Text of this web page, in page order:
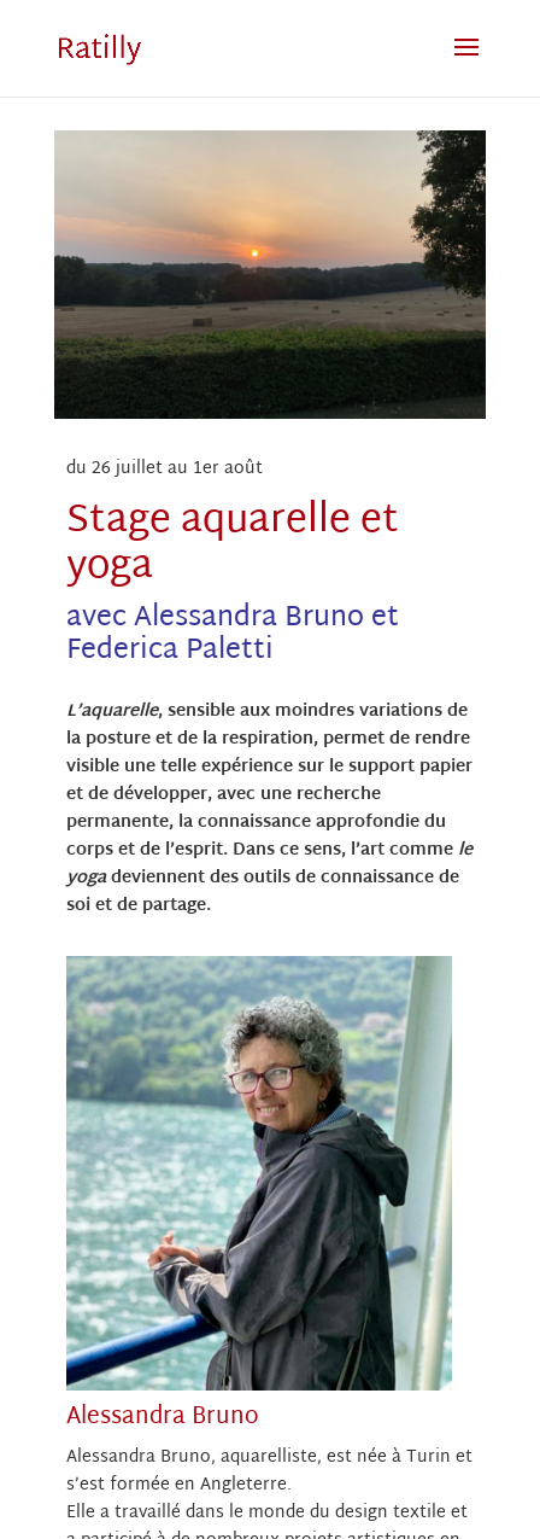
du 26 juillet au 1er août
Stage aquarelle et
yoga
avec Alessandra Bruno et
Federica Paletti
L’aquarelle, sensible aux moindres variations de
la posture et de la respiration, permet de rendre
visible une telle expérience sur le support papier
et de développer, avec une recherche
permanente, la connaissance approfondie du
corps et de l’esprit. Dans ce sens, l’art comme le
yogadeviennent des outils de connaissance de
soi et de partage.
Alessandra Bruno
Alessandra Bruno, aquarelliste, est née à Turin et
s’est formée en Angleterre.
Elle a travaillé dans le monde du design textile et